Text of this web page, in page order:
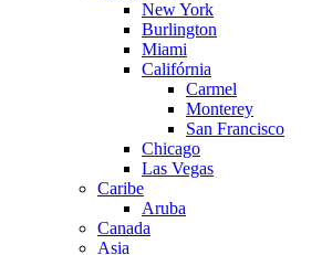
New York
Burlington
Miami
Califórnia
Carmel
Monterey
San Francisco
Chicago
Las Vegas
Caribe
Aruba
Canada
Asia